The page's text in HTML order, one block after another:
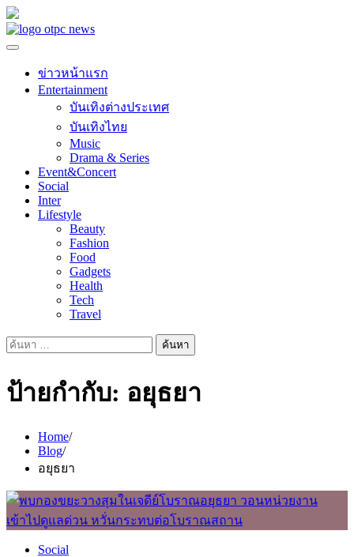
Skip
to
ข่าวหน้าแรก
Entertainment
บันเทิงต่างประเทศ
บันเทิงไทย
Music
Drama & Series
Event&Concert
Social
Inter
Lifestyle
Beauty
Fashion
Food
Gadgets
Health
Tech
Travel
ค้นหา
ป้ายกำกับ: อยุธยา
Home
Blog
อยุธยา
Social